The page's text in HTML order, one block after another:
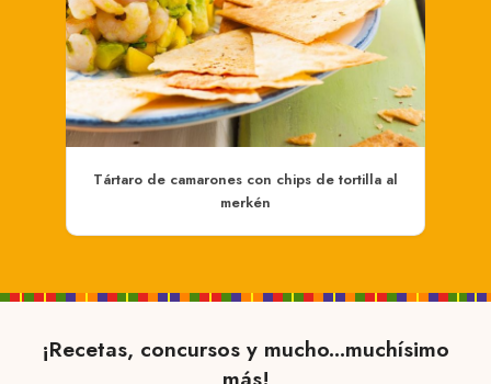
Tártaro de camarones con chips de tortilla al
merkén
¡Recetas, concursos y mucho...muchísimo